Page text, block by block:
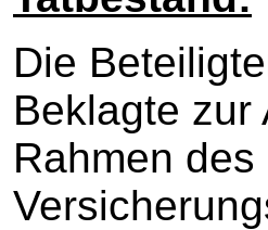
Die
Beklagte zur
Rahmen